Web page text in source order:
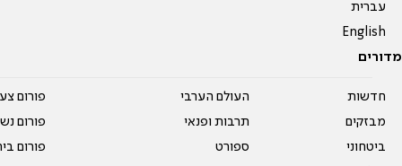
עברית
English
מדורים
חדשות
מבזקים
ביטחוני
העולם הערבי
תרבות ופנאי
ספורט
פורום
פורום
פורום